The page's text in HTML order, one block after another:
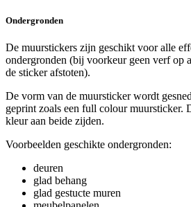
Ondergronden
De muurstickers zijn geschikt voor alle
ondergronden (bij voorkeur geen verf op
de sticker afstoten).
De vorm van de muursticker wordt
geprint zoals een full colour muursticker.
kleur aan beide zijden.
Voorbeelden geschikte ondergronden:
deuren
glad behang
glad gestucte muren